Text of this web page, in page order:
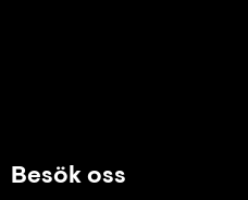
Besök oss